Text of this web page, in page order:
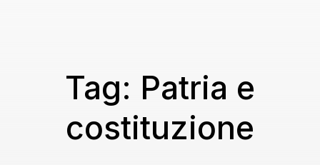
Tag: Patria e
costituzione